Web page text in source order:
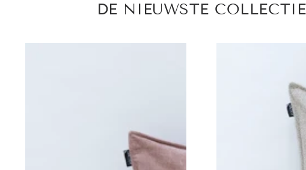
DE NIEUWSTE COLLECTIE
Kussen